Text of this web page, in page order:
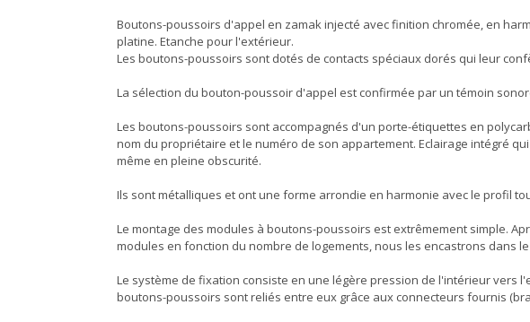
Boutons-poussoirs d'appel en zamak injecté avec finition chromée, en
platine. Etanche pour l'extérieur.
Les boutons-poussoirs sont dotés de contacts spéciaux dorés qui leur
La sélection du bouton-poussoir d'appel est confirmée par un témoin
Les boutons-poussoirs sont accompagnés d'un porte-étiquettes en
nom du propriétaire et le numéro de son appartement. Eclairage intégré
même en pleine obscurité.
Ils sont métalliques et ont une forme arrondie en harmonie avec le profil
Le montage des modules à boutons-poussoirs est extrêmement simple.
modules en fonction du nombre de logements, nous les encastrons dans
Le système de fixation consiste en une légère pression de l'intérieur vers
boutons-poussoirs sont reliés entre eux grâce aux connecteurs fournis